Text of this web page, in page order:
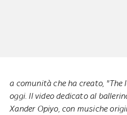
a comunità che ha creato, "The
oggi. Il video dedicato al
Xander Opiyo, con musiche